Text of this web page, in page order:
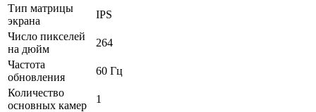
Тип матрицы
экрана
IPS
Число пикселей
на дюйм
264
Частота
обновления
60 Гц
Количество
основных камер
1